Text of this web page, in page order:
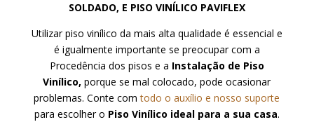
SOLDADO, E PISO VINÍLICO PAVIFLEX
Utilizar piso vinílico da mais alta qualidade é essencial e
é igualmente importante se preocupar com a
Procedência dos pisos e a Instalação de Piso
Vinílico, porque se mal colocado, pode ocasionar
problemas. Conte comtodo o auxílio e nosso suporte
para escolher o Piso Vinílico ideal para a sua casa.